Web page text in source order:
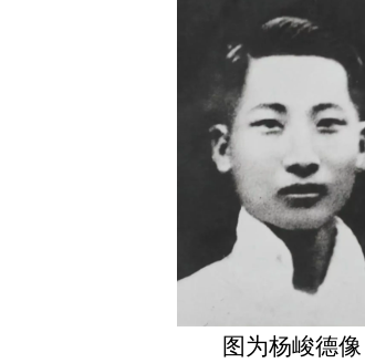
图为杨峻德像